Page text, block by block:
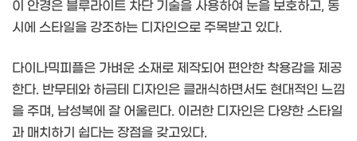
이 안경은 블루라이트 차단 기술을 사용하여 눈을 보호하고, 동
시에 스타일을 강조하는 디자인으로 주목받고 있다.
다이나믹피플은 가벼운 소재로 제작되어 편안한 착용감을 제공
한다. 반무테와 하금테 디자인은 클래식하면서도 현대적인 느낌
을 주며, 남성복에 잘 어울린다. 이러한 디자인은 다양한 스타일
과 매치하기 쉽다는 장점을 갖고있다.